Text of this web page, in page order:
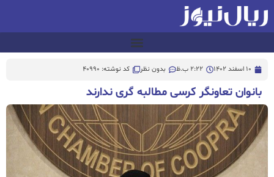
10 اسفند 1402 2:22 ب.ظ بدون نظر کد نوشته: 40990
بانوان تعاونگر کرسی مطالبه گری ندارند